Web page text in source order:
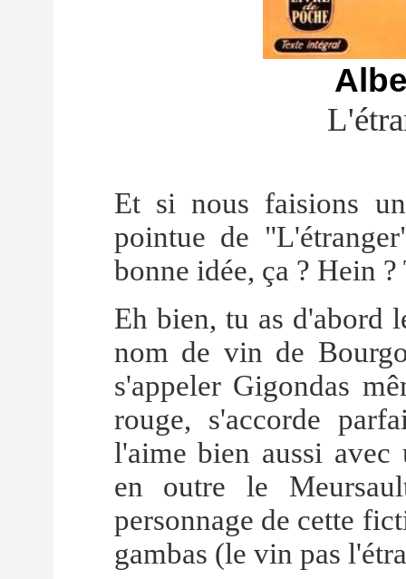
Et si nous faisions
pointue de
bonne idée, ça ? Hein
Eh bien, tu as d'abord
nom de vin de
s'appeler Gigondas
rouge, s'accorde
l'aime bien aussi avec
en outre le
personnage de cette
gambas (le vin pas